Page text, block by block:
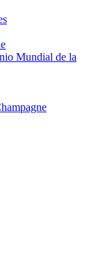
Mundial de la